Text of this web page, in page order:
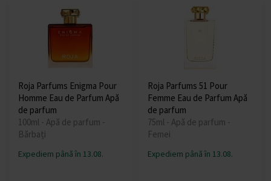
Roja Parfums Enigma Pour
Homme Eau de Parfum Apă
de parfum
100ml - Apă de parfum -
Bărbați
Expediem până în 13.08.
Roja Parfums 51 Pour
Femme Eau de Parfum Apă
de parfum
75ml - Apă de parfum -
Femei
Expediem până în 13.08.